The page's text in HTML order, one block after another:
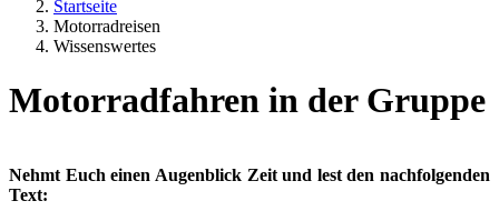
Startseite
Motorradreisen
Wissenswertes
Motorradfahren in der Gruppe
Nehmt Euch einen Augenblick Zeit und lest den nachfolgenden
Text: